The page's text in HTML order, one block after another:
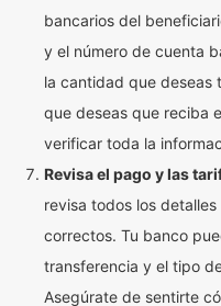
bancarios del
y el número de cuenta
la cantidad que deseas
que deseas que reciba
verificar toda la
Revisa el pago y las
revisa todos los
correctos. Tu banco
transferencia y el tipo
Asegúrate de sentirte